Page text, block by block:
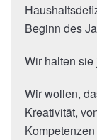
Beginn des
Wir halten
Wir wollen,
Kreativität,